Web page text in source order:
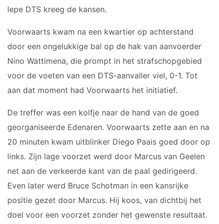
JO17-1
JO17-2
JO17-3
JO17-5
JO19-1
MO15-1
PUPILLEN
JO8-2
JO8-3
JO8-4JM
JO8-5JM
lepe DTS kreeg de kansen.
Voorwaarts kwam na een kwartier op achterstand
door een ongelukkige bal op de hak van aanvoerder
Nino Wattimena, die prompt in het strafschopgebied
voor de voeten van een DTS-aanvaller viel, 0-1. Tot
aan dat moment had Voorwaarts het initiatief.
De treffer was een kolfje naar de hand van de goed
georganiseerde Edenaren. Voorwaarts zette aan en na
20 minuten kwam uitblinker Diego Paais goed door op
links. Zijn lage voorzet werd door Marcus van Geelen
net aan de verkeerde kant van de paal gedirigeerd.
Even later werd Bruce Schotman in een kansrijke
positie gezet door Marcus. Hij koos, van dichtbij het
doel voor een voorzet zonder het gewenste resultaat.